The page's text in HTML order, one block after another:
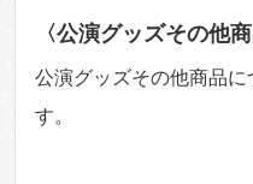
〈公演グッズその他商
公演グッズその他商品に
す。